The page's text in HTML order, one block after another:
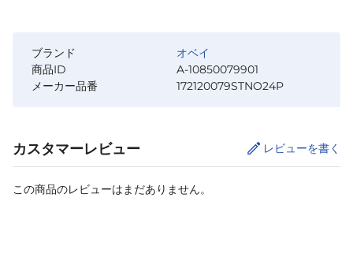
ブランド
オベイ
商品ID
A-10850079901
メーカー品番
172120079STNO24P
カスタマーレビュー レビューを書く
この商品のレビューはまだありません。